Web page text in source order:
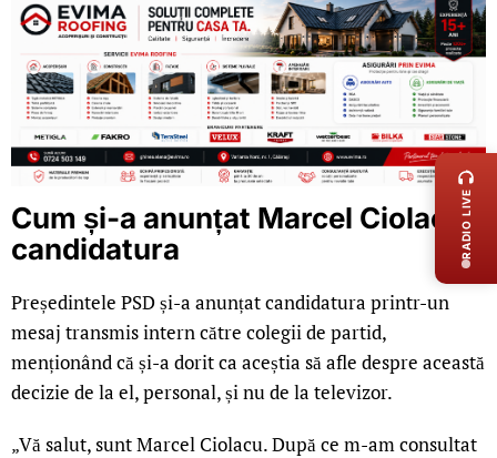
Cum și-a anunțat Marcel Ciolacu
candidatura
Președintele PSD și-a anunțat candidatura printr-un
mesaj transmis intern către colegii de partid,
menționând că și-a dorit ca aceștia să afle despre această
decizie de la el, personal, și nu de la televizor.
„Vă salut, sunt Marcel Ciolacu. După ce m-am consultat
LIVE
RADIO LIVE